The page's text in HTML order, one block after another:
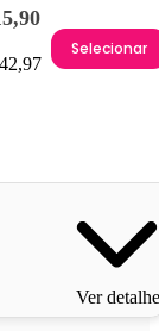
Selecionar
Ver